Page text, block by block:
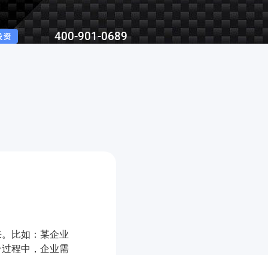
400-901-0689
比如：某企业
程中，企业需